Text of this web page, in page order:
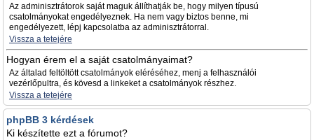
Az adminisztrátorok saját maguk állíthatják be, hogy milyen típusú
csatolmányokat engedélyeznek. Ha nem vagy biztos benne, mi
engedélyezett, lépj kapcsolatba az adminisztrátorral.
Vissza a tetejére
Hogyan érem el a saját csatolmányaimat?
Az általad feltöltött csatolmányok eléréséhez, menj a felhasználói
vezérlőpultra, és kövesd a linkeket a csatolmányok részhez.
Vissza a tetejére
phpBB 3 kérdések
Ki készítette ezt a fórumot?